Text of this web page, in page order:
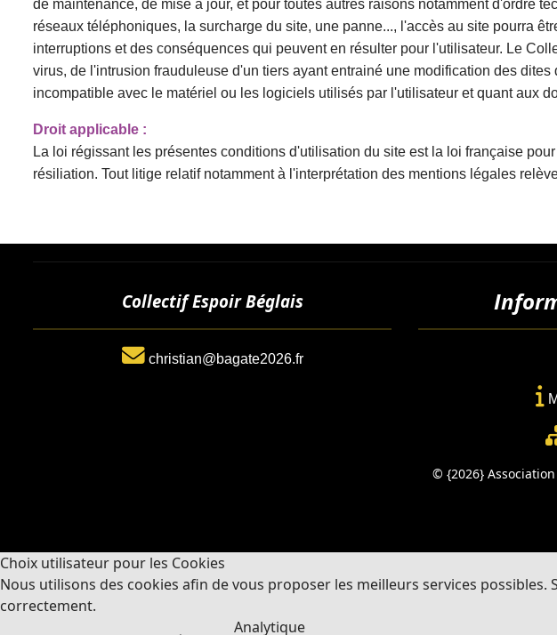
de maintenance, de mise à jour, et pour toutes autres raisons notamment d'ordre
réseaux téléphoniques, la surcharge du site, une panne..., l'accès au site pourra
interruptions et des conséquences qui peuvent en résulter pour l'utilisateur. Le
virus, de l'intrusion frauduleuse d'un tiers ayant entrainé une modification des
incompatible avec le matériel ou les logiciels utilisés par l'utilisateur et quant aux
Droit applicable :
La loi régissant les présentes conditions d'utilisation du site est la loi française
résiliation. Tout litige relatif notamment à l'interprétation des mentions légales
Collectif Espoir Béglais
christian@bagate2026.fr
© {2026}
Choix utilisateur pour les Cookies
Nous utilisons des cookies afin de vous proposer les meilleurs services
correctement.
Analytique